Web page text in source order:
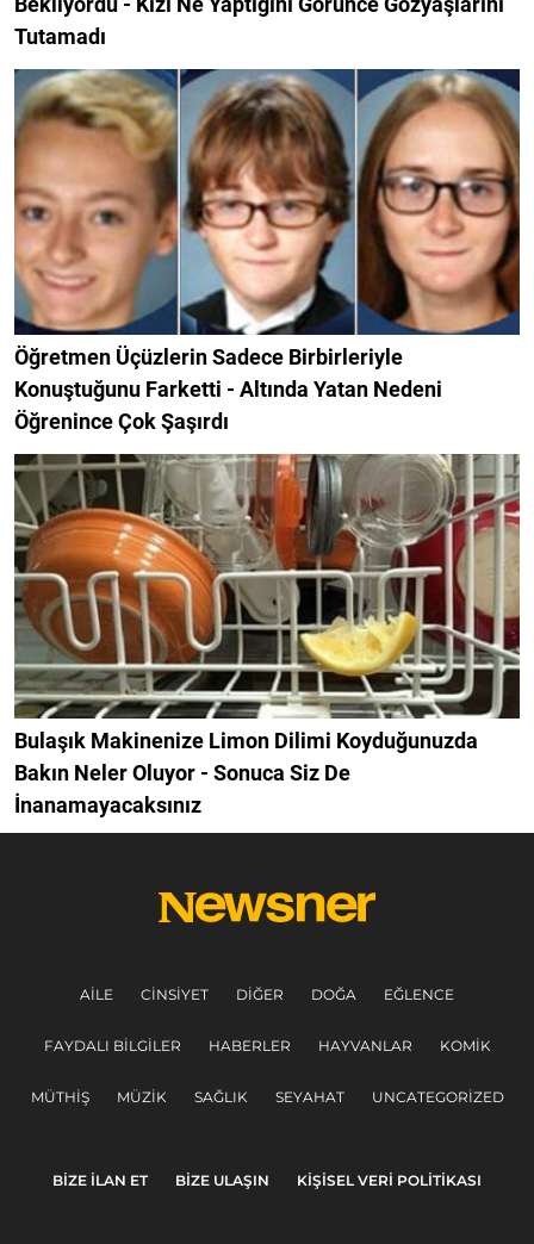
Tutamadı
Öğretmen Üçüzlerin Sadece Birbirleriyle
Konuştuğunu Farketti - Altında Yatan Nedeni
Öğrenince Çok Şaşırdı
Bulaşık Makinenize Limon Dilimi Koyduğunuzda
Bakın Neler Oluyor - Sonuca Siz De
İnanamayacaksınız
AILE CINSIYET DIĞER DOĞA EĞLENCE
FAYDALI BILGILER HABERLER HAYVANLAR KOMIK
MÜTHIŞ MÜZIK SAĞLIK SEYAHAT UNCATEGORIZED
BIZE ILAN ET BIZE ULAŞIN KIŞISEL VERI POLITIKASI